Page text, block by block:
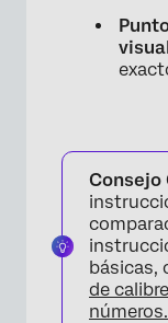
Consejo
básicas,
de calibre
números.